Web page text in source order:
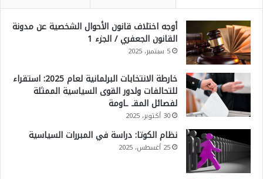
أوجه اختلاف قانون الأحوال الشخصية عن مدونة
القانون الجعفري / الجزء 1
5 سبتمبر، 2025
خارطة الانتخابات البرلمانية لعام 2025: استقراء
للتحالفات ولدور القوى السياسية الممثلة
لفصائل المقـ ـاومة
30 أكتوبر، 2025
نظام الكوتا: دراسة في المبررات السياسية
25 أغسطس، 2025